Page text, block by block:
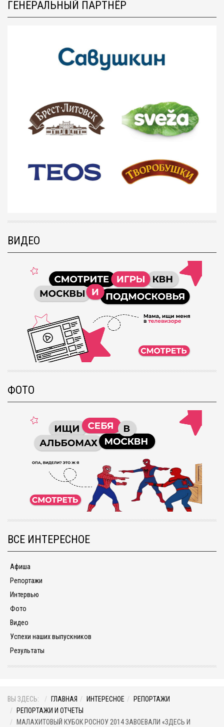
ГЕНЕРАЛЬНЫЙ ПАРТНЁР
ВИДЕО
ФОТО
ВСЕ ИНТЕРЕСНОЕ
Афиша
Репортажи
Интервью
Фото
Видео
Успехи наших выпускников
Результаты
ВЫ ЗДЕСЬ: ГЛАВНАЯ ИНТЕРЕСНОЕ
РЕПОРТАЖИ
РЕПОРТАЖИ И ОТЧЕТЫ
МАЛАХИТОВЫЙ КУБОК РОСНОУ 2014 ЗАВОЕВАЛИ «ЗДЕСЬ И